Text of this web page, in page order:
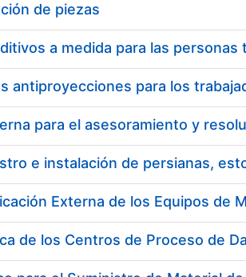
de piezas
e instalación de persianas,